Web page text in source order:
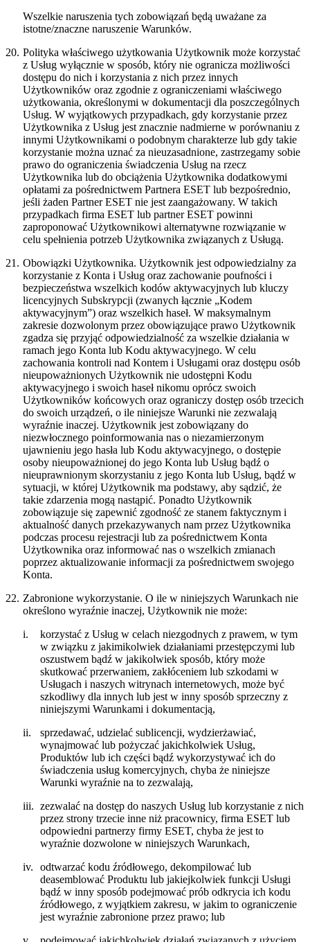
Wszelkie naruszenia tych zobowiązań będą uważane za
istotne/znaczne naruszenie Warunków.
20. Polityka właściwego użytkowania Użytkownik może korzystać
z Usług wyłącznie w sposób, który nie ogranicza możliwości
dostępu do nich i korzystania z nich przez innych
Użytkowników oraz zgodnie z ograniczeniami właściwego
użytkowania, określonymi w dokumentacji dla poszczególnych
Usług. W wyjątkowych przypadkach, gdy korzystanie przez
Użytkownika z Usług jest znacznie nadmierne w porównaniu z
innymi Użytkownikami o podobnym charakterze lub gdy takie
korzystanie można uznać za nieuzasadnione, zastrzegamy sobie
prawo do ograniczenia świadczenia Usług na rzecz
Użytkownika lub do obciążenia Użytkownika dodatkowymi
opłatami za pośrednictwem Partnera ESET lub bezpośrednio,
jeśli żaden Partner ESET nie jest zaangażowany. W takich
przypadkach firma ESET lub partner ESET powinni
zaproponować Użytkownikowi alternatywne rozwiązanie w
celu spełnienia potrzeb Użytkownika związanych z Usługą.
21. Obowiązki Użytkownika. Użytkownik jest odpowiedzialny za
korzystanie z Konta i Usług oraz zachowanie poufności i
bezpieczeństwa wszelkich kodów aktywacyjnych lub kluczy
licencyjnych Subskrypcji (zwanych łącznie „Kodem
aktywacyjnym”) oraz wszelkich haseł. W maksymalnym
zakresie dozwolonym przez obowiązujące prawo Użytkownik
zgadza się przyjąć odpowiedzialność za wszelkie działania w
ramach jego Konta lub Kodu aktywacyjnego. W celu
zachowania kontroli nad Kontem i Usługami oraz dostępu osób
nieupoważnionych Użytkownik nie udostępni Kodu
aktywacyjnego i swoich haseł nikomu oprócz swoich
Użytkowników końcowych oraz ograniczy dostęp osób trzecich
do swoich urządzeń, o ile niniejsze Warunki nie zezwalają
wyraźnie inaczej. Użytkownik jest zobowiązany do
niezwłocznego poinformowania nas o niezamierzonym
ujawnieniu jego hasła lub Kodu aktywacyjnego, o dostępie
osoby nieupoważnionej do jego Konta lub Usług bądź o
nieuprawnionym skorzystaniu z jego Konta lub Usług, bądź w
sytuacji, w której Użytkownik ma podstawy, aby sądzić, że
takie zdarzenia mogą nastąpić. Ponadto Użytkownik
zobowiązuje się zapewnić zgodność ze stanem faktycznym i
aktualność danych przekazywanych nam przez Użytkownika
podczas procesu rejestracji lub za pośrednictwem Konta
Użytkownika oraz informować nas o wszelkich zmianach
poprzez aktualizowanie informacji za pośrednictwem swojego
Konta.
22. Zabronione wykorzystanie. O ile w niniejszych Warunkach nie
określono wyraźnie inaczej, Użytkownik nie może:
i.
korzystać z Usług w celach niezgodnych z prawem, w tym
w związku z jakimikolwiek działaniami przestępczymi lub
oszustwem bądź w jakikolwiek sposób, który może
skutkować przerwaniem, zakłóceniem lub szkodami w
Usługach i naszych witrynach internetowych, może być
szkodliwy dla innych lub jest w inny sposób sprzeczny z
niniejszymi Warunkami i dokumentacją,
ii.
sprzedawać, udzielać sublicencji, wydzierżawiać,
wynajmować lub pożyczać jakichkolwiek Usług,
Produktów lub ich części bądź wykorzystywać ich do
świadczenia usług komercyjnych, chyba że niniejsze
Warunki wyraźnie na to zezwalają,
iii. zezwalać na dostęp do naszych Usług lub korzystanie z nich
przez strony trzecie inne niż pracownicy, firma ESET lub
odpowiedni partnerzy firmy ESET, chyba że jest to
wyraźnie dozwolone w niniejszych Warunkach,
iv.
odtwarzać kodu źródłowego, dekompilować lub
deasemblować Produktu lub jakiejkolwiek funkcji Usługi
bądź w inny sposób podejmować prób odkrycia ich kodu
źródłowego, z wyjątkiem zakresu, w jakim to ograniczenie
jest wyraźnie zabronione przez prawo; lub